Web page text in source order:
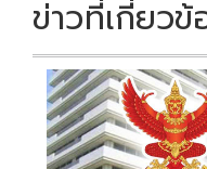
ข่าวที่เกี่ยวข้